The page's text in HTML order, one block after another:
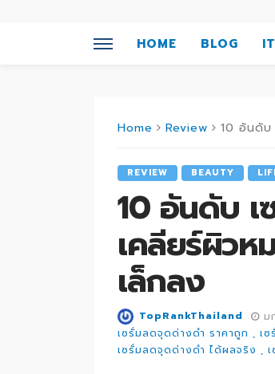
HOME BLOG IT
Home Review 10 อันดับ
REVIEW BEAUTY
10 อันดับ
เคลียร์ผิว
เล็กลง
TopRankThailand ม
เซรั่มลดจุดด่างดำ ราคาถูก
เ
เซรั่มลดจุดด่างดำ ได้ผลจริง